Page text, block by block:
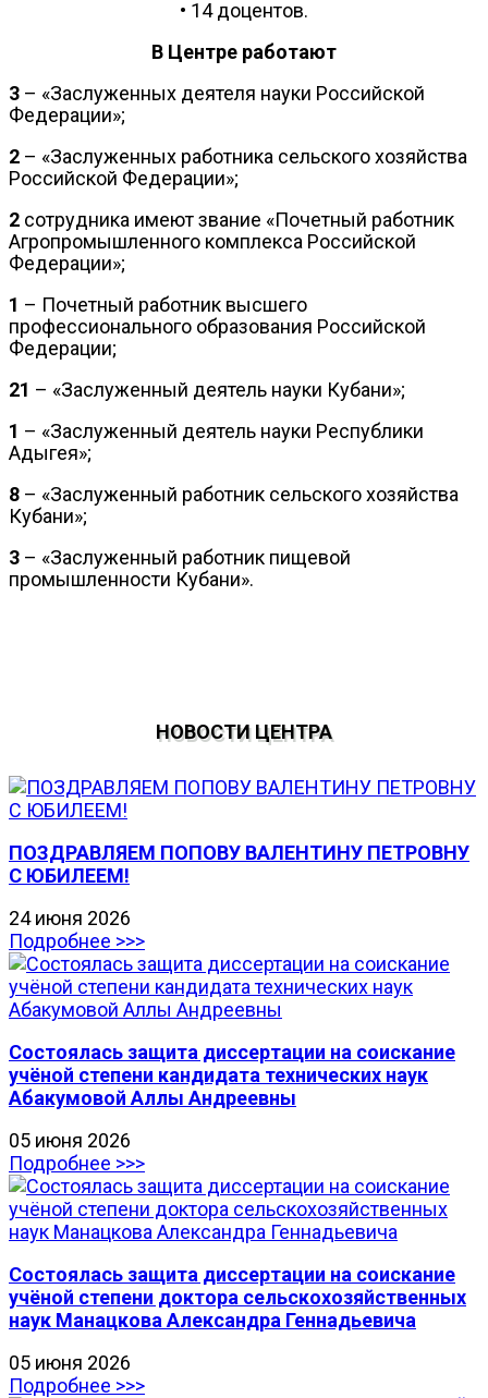
• 14 доцентов.
В Центре работают
3 – «Заслуженных деятеля науки Российской
Федерации»;
2 – «Заслуженных работника сельского хозяйства
Российской Федерации»;
2 сотрудника имеют звание «Почетный работник
Агропромышленного комплекса Российской
Федерации»;
1 – Почетный работник высшего
профессионального образования Российской
Федерации;
21 – «Заслуженный деятель науки Кубани»;
1 – «Заслуженный деятель науки Республики
Адыгея»;
8 – «Заслуженный работник сельского хозяйства
Кубани»;
3 – «Заслуженный работник пищевой
промышленности Кубани».
НОВОСТИ ЦЕНТРА
ПОЗДРАВЛЯЕМ ПОПОВУ ВАЛЕНТИНУ ПЕТРОВНУ
С ЮБИЛЕЕМ!
24 июня 2026
Подробнее >>>
Состоялась защита диссертации на соискание
учёной степени кандидата технических наук
Абакумовой Аллы Андреевны
05 июня 2026
Подробнее >>>
Состоялась защита диссертации на соискание
учёной степени доктора сельскохозяйственных
наук Манацкова Александра Геннадьевича
05 июня 2026
Подробнее >>>